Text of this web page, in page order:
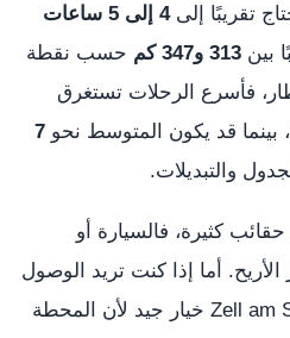
تقريبًا إلى
4 إلى 5 ساعات
بين 313 و347 كم
حسب نقطة
فأسرع الرحلات تستغرق
، بينما قد يكون المتوسط نحو 7
والتبديلات.
كثيرة، فالسيارة أو
الأريح. أما إذا كنت تريد الوصول
دون قيادة، فالقطار إلى Zell am See خيار جيد لأن المحطة